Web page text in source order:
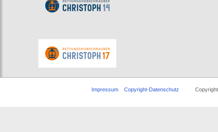
Impressum Copyright-Datenschutz Copyright ©